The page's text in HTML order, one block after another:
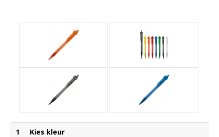
1 Kies kleur